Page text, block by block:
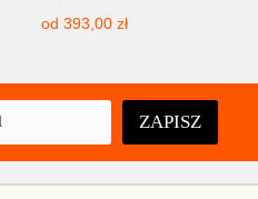
od 393,00 zł
ZAPISZ